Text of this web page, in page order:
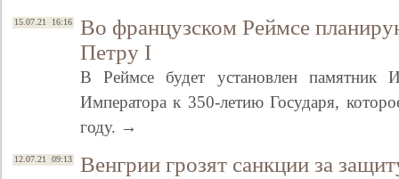
15.07.21 16:16
Во французском Реймсе
Петру I
В Реймсе будет установлен
Императора к 350-летию Государя,
году. →
12.07.21 09:13 Венгрии грозят санкции за